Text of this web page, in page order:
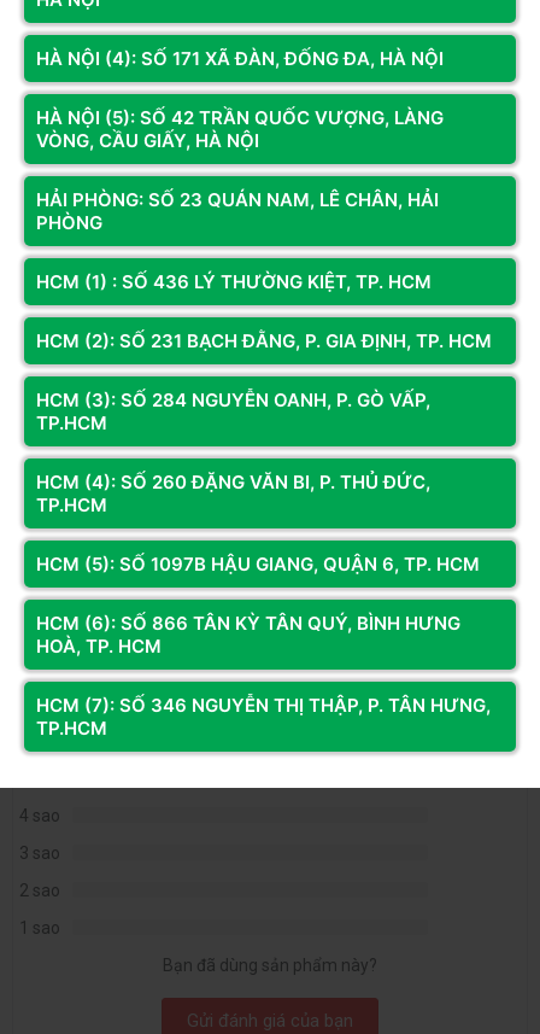
Máy Tính
Cáp Dẹt Màu Đen)
g
Sản phẩm tương tự Sản phẩm cùng hãng
Đánh giá & Nhận xét về PC Gaming Ryzen 5 7500X3D
|GTX 1660 SUPER 6G | Ram 16G | NVME 256GB
0/5
0đánh giá & nhận xét
4 sao
3 sao
2 sao
1 sao
Bạn đã dùng sản phẩm này?
Gửi đánh giá của bạn
HÀ NỘI (4): SỐ 171 XÃ ĐÀN, ĐỐNG ĐA, HÀ NỘI
HÀ NỘI (5): SỐ 42 TRẦN QUỐC VƯỢNG, LÀNG
VÒNG, CẦU GIẤY, HÀ NỘI
HẢI PHÒNG: SỐ 23 QUÁN NAM, LÊ CHÂN, HẢI
PHÒNG
HCM (1) : SỐ 436 LÝ THƯỜNG KIỆT, TP. HCM
HCM (2): SỐ 231 BẠCH ĐẰNG, P. GIA ĐỊNH, TP. HCM
HCM (3): SỐ 284 NGUYỄN OANH, P. GÒ VẤP,
TP.HCM
HCM (4): SỐ 260 ĐẶNG VĂN BI, P. THỦ ĐỨC,
TP.HCM
HCM (5): SỐ 1097B HẬU GIANG, QUẬN 6, TP. HCM
HCM (6): SỐ 866 TÂN KỲ TÂN QUÝ, BÌNH HƯNG
HOÀ, TP. HCM
HCM (7): SỐ 346 NGUYỄN THỊ THẬP, P. TÂN HƯNG,
TP.HCM